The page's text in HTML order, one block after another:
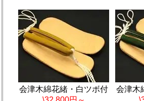
会津木綿花緒・白ツボ付
会津木